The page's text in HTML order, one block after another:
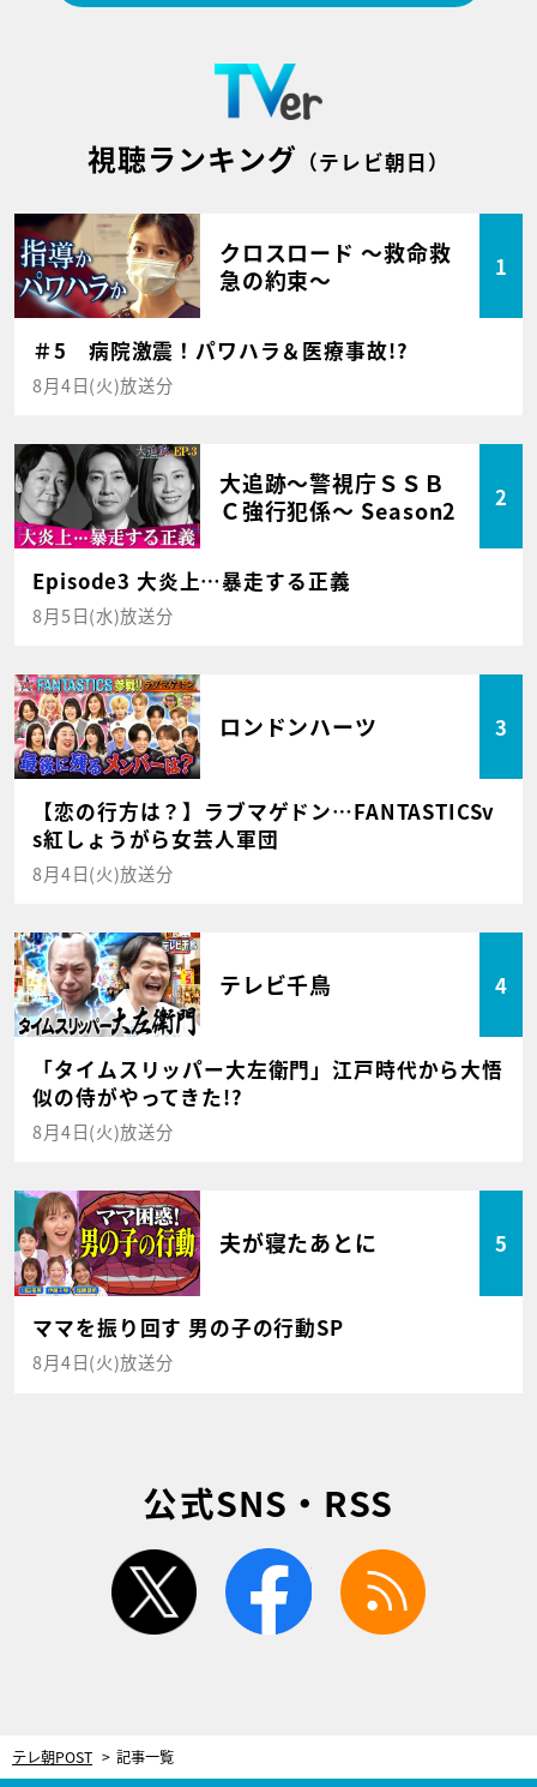
視聴ランキング （テレビ朝日）
クロスロード ～救命救
急の約束～
1
＃5 病院激震！パワハラ＆医療事故!?
8月4日(火)放送分
大追跡～警視庁ＳＳＢ
Ｃ強行犯係～ Season2
2
Episode3 大炎上…暴走する正義
8月5日(水)放送分
ロンドンハーツ 3
【恋の行方は？】ラブマゲドン…FANTASTICSv
s紅しょうがら女芸人軍団
8月4日(火)放送分
テレビ千鳥 4
「タイムスリッパー大左衛門」江戸時代から大悟
似の侍がやってきた!?
8月4日(火)放送分
夫が寝たあとに 5
ママを振り回す 男の子の行動SP
8月4日(火)放送分
公式SNS・RSS
twitter facebook
テレ朝POST 記事一覧